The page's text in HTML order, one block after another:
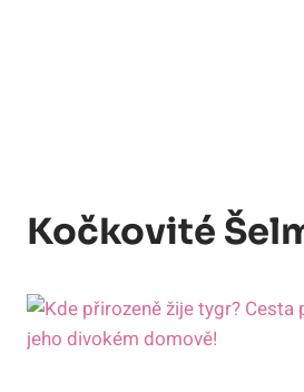
Kočkovité